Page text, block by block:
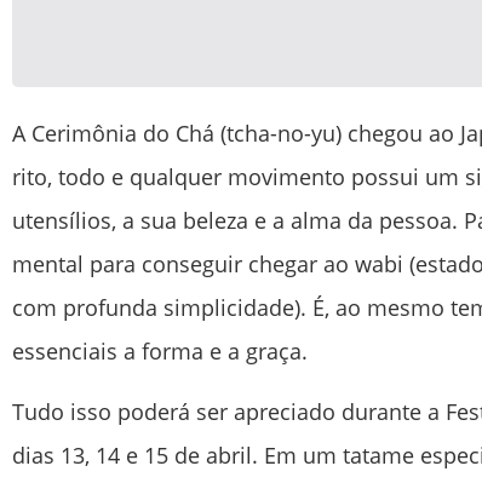
A Cerimônia do Chá (tcha-no-yu) chegou ao
rito, todo e qualquer movimento possui um
utensílios, a sua beleza e a alma da pessoa.
mental para conseguir chegar ao wabi
com profunda simplicidade). É, ao mesmo
essenciais a forma e a graça.
Tudo isso poderá ser apreciado durante a
dias 13, 14 e 15 de abril. Em um tatame